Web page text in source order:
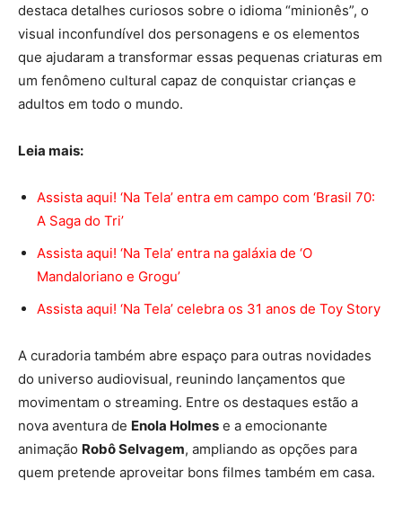
destaca detalhes curiosos sobre o idioma “minionês”, o
visual inconfundível dos personagens e os elementos
que ajudaram a transformar essas pequenas criaturas em
um fenômeno cultural capaz de conquistar crianças e
adultos em todo o mundo.
Leia mais:
Assista aqui! ‘Na Tela’ entra em campo com ‘Brasil 70:
A Saga do Tri’
Assista aqui! ‘Na Tela’ entra na galáxia de ‘O
Mandaloriano e Grogu’
Assista aqui! ‘Na Tela’ celebra os 31 anos de Toy Story
A curadoria também abre espaço para outras novidades
do universo audiovisual, reunindo lançamentos que
movimentam o streaming. Entre os destaques estão a
nova aventura de Enola Holmes e a emocionante
animação Robô Selvagem, ampliando as opções para
quem pretende aproveitar bons filmes também em casa.